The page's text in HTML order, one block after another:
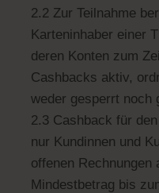
2.2 Zur Teilnahme
Karteninhaber einer
deren Konten zum
Cashbacks aktiv,
weder gesperrt noch
2.3 Cashback für
nur Kundinnen und
offenen Rechnungen
Mindestbetrag bis